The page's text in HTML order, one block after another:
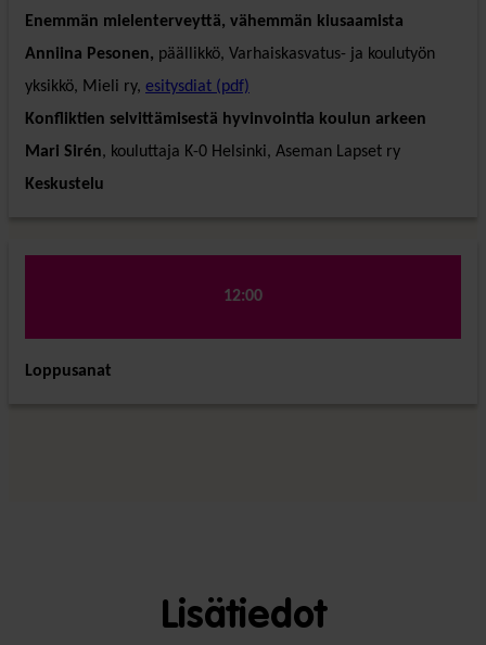
Enemmän mielenterveyttä, vähemmän kiusaamista
Anniina Pesonen, päällikkö, Varhaiskasvatus- ja koulutyön
yksikkö, Mieli ry, esitysdiat (pdf)
Konfliktien selvittämisestä hyvinvointia koulun arkeen
Mari Sirén, kouluttaja K-0 Helsinki, Aseman Lapset ry
Keskustelu
12:00
Loppusanat
Lisätiedot